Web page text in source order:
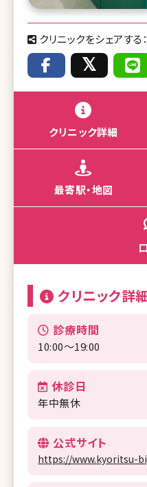
クリニックをシェアする：
クリニック詳細
最寄駅・地図
クリニック詳
診療時間
10:00～19:00
休診日
年中無休
公式サイト
https://www.kyoritsu-